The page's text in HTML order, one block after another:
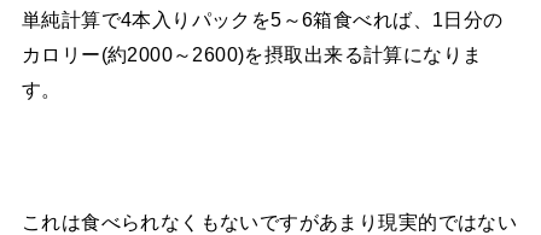
単純計算で4本入りパックを5～6箱食べれば、1日分の
カロリー(約2000～2600)を摂取出来る計算になりま
す。
これは食べられなくもないですがあまり現実的ではない